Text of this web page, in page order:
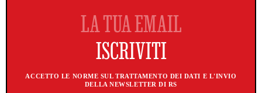
ACCETTO LE NORME SUL TRATTAMENTO DEI DATI E L'INVIO
DELLA NEWSLETTER DI RS